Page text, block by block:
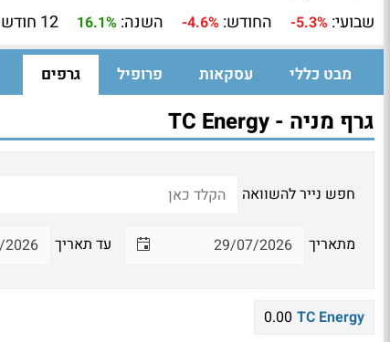
שבועי: -5.3% החודש: -4.6% השנה: 16.1% 12 חודשים:
מבט כללי עסקאות פרופיל גרפים
גרף מניה - TC Energy
חפש נייר להשוואה
מתאריך עד תאריך
TC Energy
0.00